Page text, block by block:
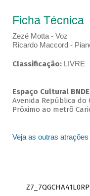
Ficha Técnica
Zezé Motta - Voz
Ricardo Maccord -
Classificação: LIVRE
Espaço Cultural
Avenida República do
Próximo ao metrô
Veja as outras